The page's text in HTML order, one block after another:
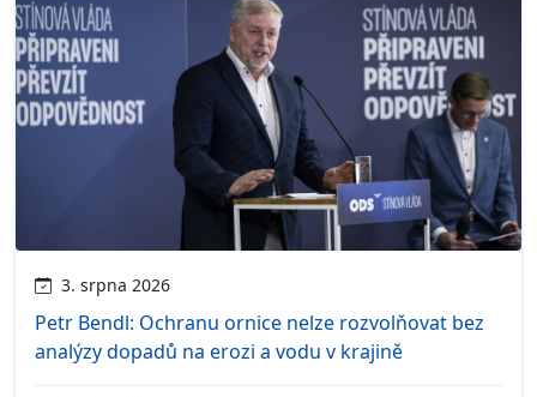
3. srpna 2026
Petr Bendl: Ochranu ornice nelze rozvolňovat bez
analýzy dopadů na erozi a vodu v krajině